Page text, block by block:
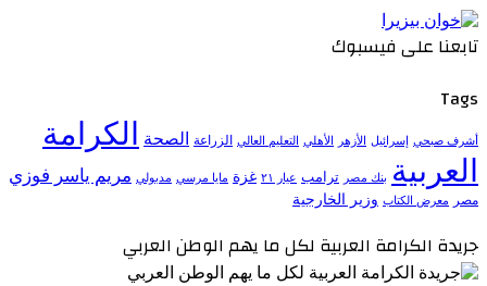
تابعنا على فيسبوك
Tags
أشرف صبحي إسرائيل الأزهر الأهلي التعليم العالي الزراعة الصحة
الكرامة
العربية
بنك مصر ترامب عيار ٢١ غزة مايا مرسي مدبولي مريم ياسر فوزي
مصر معرض الكتاب وزير الخارجية
جريدة الكرامة العربية لكل ما يهم الوطن العربي